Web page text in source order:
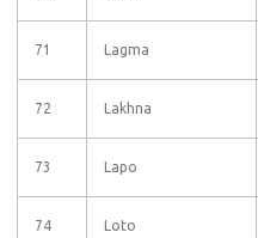
71 Lagma
72 Lakhna
73 Lapo
74 Loto